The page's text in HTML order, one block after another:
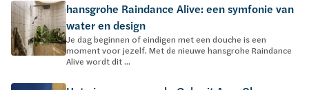
hansgrohe Raindance Alive: een symfonie van
water en design
Je dag beginnen of eindigen met een douche is een
moment voor jezelf. Met de nieuwe hansgrohe Raindance
Alive wordt dit ...